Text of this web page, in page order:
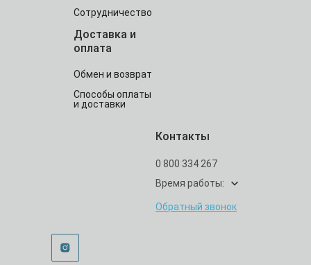
Сотрудничество
Доставка и
оплата
Обмен и возврат
Способы оплаты
и доставки
Контакты
0 800 334 267
Время работы:
Обратный звонок